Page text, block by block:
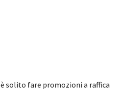
è solito fare promozioni a raffica